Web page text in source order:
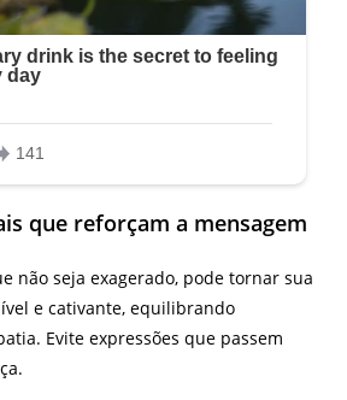
que reforçam a mensagem
não seja exagerado, pode tornar sua
e cativante, equilibrando
Evite expressões que passem